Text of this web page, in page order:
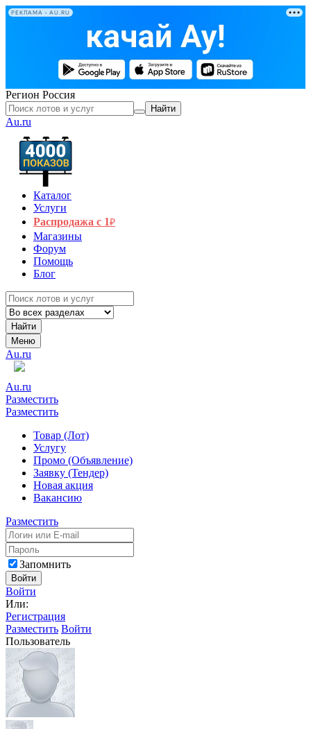
РЕКЛАМА • AU.RU
Регион Россия
Найти
Au.ru
Каталог
Услуги
Распродажа с 1₽
Магазины
Форум
Помощь
Блог
Найти
Меню
Au.ru
Au.ru
Разместить
Разместить
Товар (Лот)
Услугу
Промо (Объявление)
Заявку (Тендер)
Новая акция
Вакансию
Разместить
Запомнить
Войти
Войти
Или:
Регистрация
Разместить Войти
Пользователь